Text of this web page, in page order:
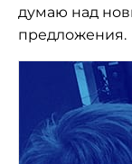
думаю над
предложения.